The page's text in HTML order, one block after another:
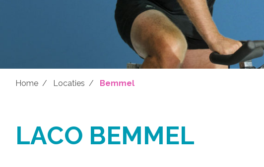
Home Locaties Bemmel
LACO BEMMEL